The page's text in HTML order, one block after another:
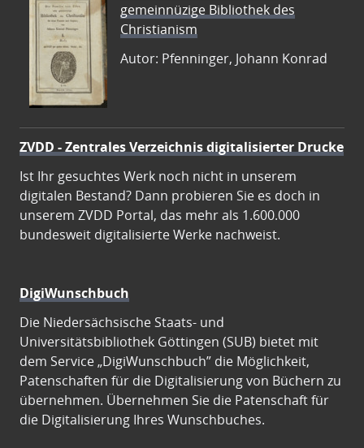
gemeinnüzige Bibliothek des
Christianism
Autor: Pfenninger, Johann Konrad
ZVDD - Zentrales Verzeichnis digitalisierter Drucke
Ist Ihr gesuchtes Werk noch nicht in unserem
digitalen Bestand? Dann probieren Sie es doch in
unserem ZVDD Portal, das mehr als 1.600.000
bundesweit digitalisierte Werke nachweist.
DigiWunschbuch
Die Niedersächsische Staats- und
Universitätsbibliothek Göttingen (SUB) bietet mit
dem Service „DigiWunschbuch” die Möglichkeit,
Patenschaften für die Digitalisierung von Büchern zu
übernehmen. Übernehmen Sie die Patenschaft für
die Digitalisierung Ihres Wunschbuches.